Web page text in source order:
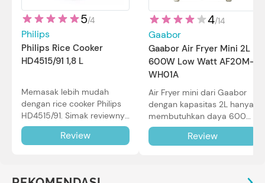
5/4
Philips
Philips Rice Cooker
HD4515/91 1,8 L
Memasak lebih mudah
dengan rice cooker Philips
HD4515/91. Simak reviewnya
di sini.
Review
4/14
Gaabor
Gaabor Air Fryer Mini 2L
600W Low Watt AF20M-
WH01A
Air Fryer mini dari Gaabor
dengan kapasitas 2L hanya
membutuhkan daya 600W
dalam pemakaian. Simak
review selengkapnya di sini.
Review